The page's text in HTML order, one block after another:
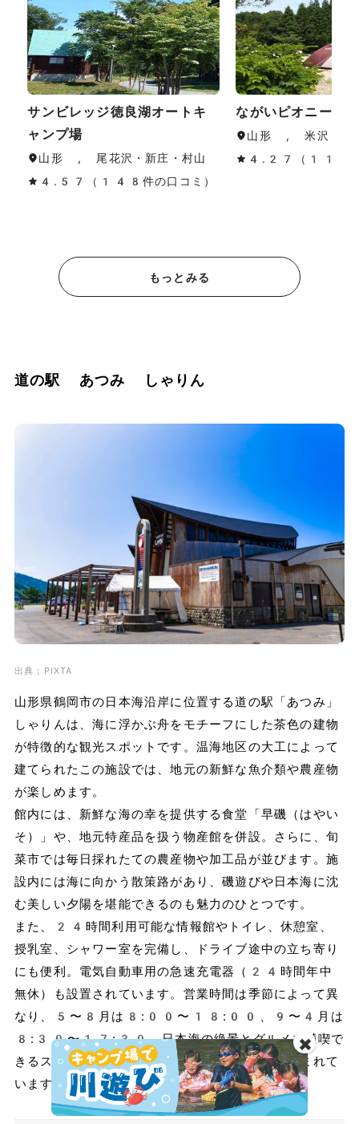
サンビレッジ徳良湖オートキ
ャンプ場
山形 , 尾花沢・新庄・村山
4.57（148件の口コミ）
ながいピオニーの
山形 , 米沢・置
4.27（11件の
もっとみる
道の駅 あつみ しゃりん
出典；PIXTA
山形県鶴岡市の日本海沿岸に位置する道の駅「あつみ」
しゃりんは、海に浮かぶ舟をモチーフにした茶色の建物
が特徴的な観光スポットです。温海地区の大工によって
建てられたこの施設では、地元の新鮮な魚介類や農産物
が楽しめます。
館内には、新鮮な海の幸を提供する食堂「早磯（はやい
そ）」や、地元特産品を扱う物産館を併設。さらに、旬
菜市では毎日採れたての農産物や加工品が並びます。施
設内には海に向かう散策路があり、磯遊びや日本海に沈
む美しい夕陽を堪能できるのも魅力のひとつです。
また、24時間利用可能な情報館やトイレ、休憩室、
授乳室、シャワー室を完備し、ドライブ途中の立ち寄り
にも便利。電気自動車用の急速充電器（24時間年中
無休）も設置されています。営業時間は季節によって異
なり、5〜8月は8:00〜18:00、9〜4月は
8:30〜17:30。日本海の絶景とグルメを満喫で
きるスポットとして、観光客や地元の人々に親しまれて
います。
✖️